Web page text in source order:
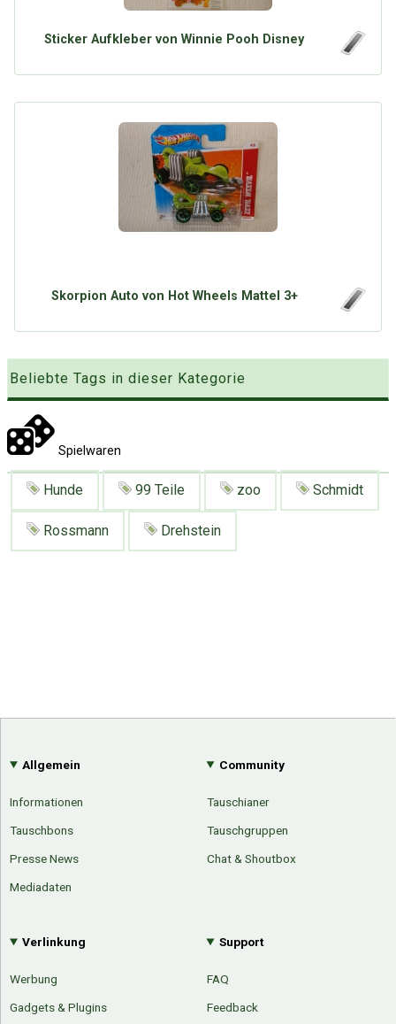
Mit Email Twitter
Presse News
Suchanfragen
Sticker Aufkleber von Winnie Pooh Disney
Skorpion Auto von Hot Wheels Mattel 3+
Beliebte Tags in dieser Kategorie
Spielwaren
Hunde 99 Teile zoo Schmidt
Rossmann Drehstein
Allgemein
Informationen
Tauschbons
Presse News
Mediadaten
Community
Tauschianer
Tauschgruppen
Chat & Shoutbox
Verlinkung
Werbung
Gadgets & Plugins
Support
FAQ
Feedback